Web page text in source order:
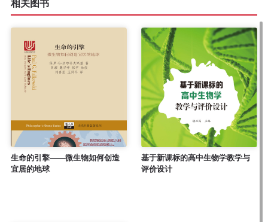
相关图书
生命的引擎——微生物如何创造
宜居的地球
基于新课标的高中生物学教学与
评价设计